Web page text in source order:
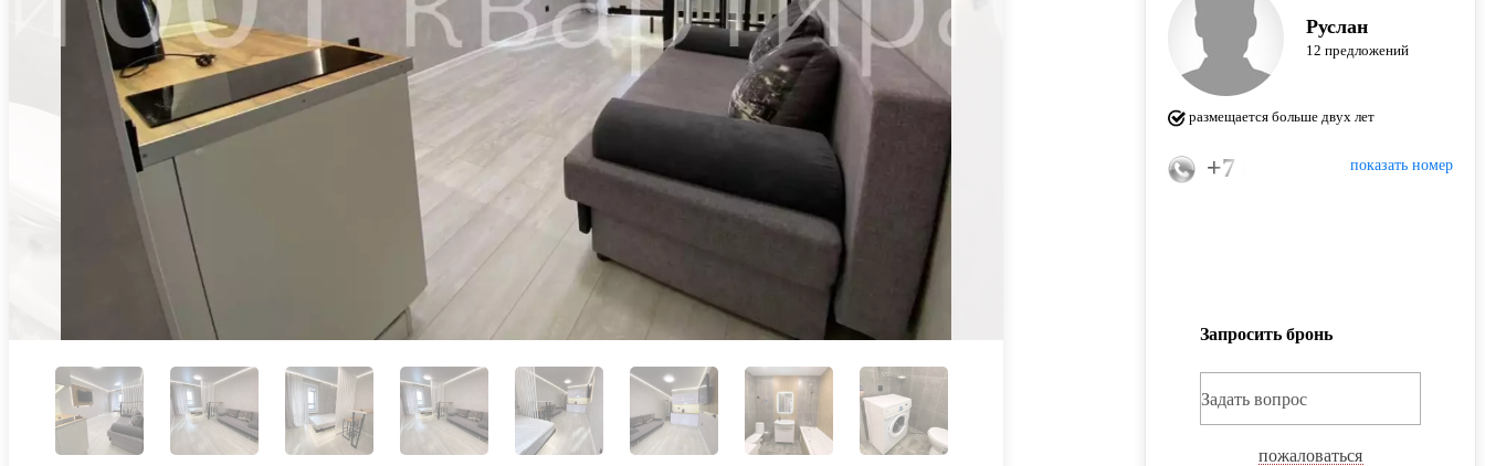
Руслан
12 предложений
размещается больше двух лет
показать номер
+7 (950) 322-52-22
Запросить бронь
Задать вопрос
пожаловаться